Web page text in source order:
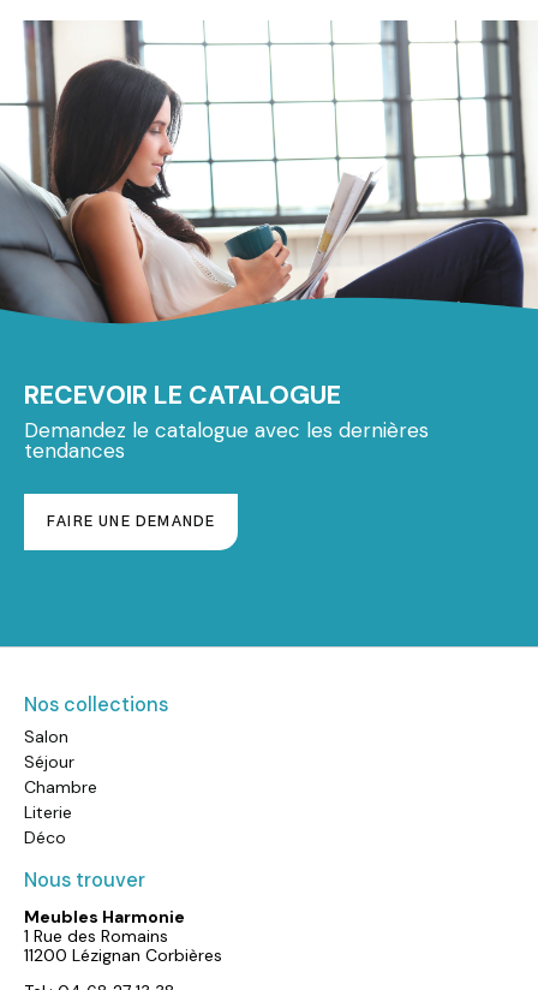
RECEVOIR LE CATALOGUE
Demandez le catalogue avec les dernières
tendances
FAIRE UNE DEMANDE
Nos collections
Salon
Séjour
Chambre
Literie
Déco
Nous trouver
Meubles Harmonie
1 Rue des Romains
11200 Lézignan Corbières